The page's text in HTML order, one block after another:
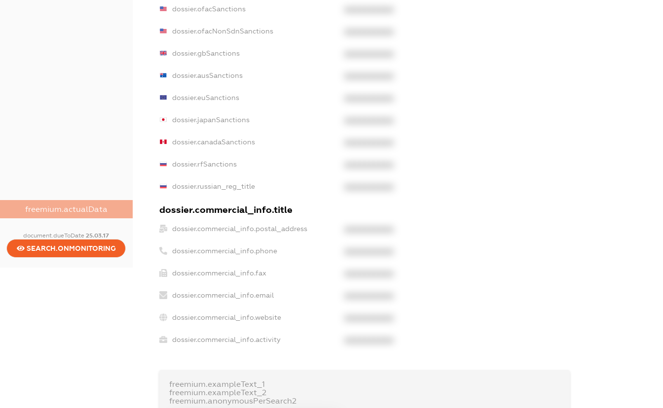
freemium.actualData
document.dueToDate25.03.17
SEARCH.ONMONITORING
dossier.ofacSanctions
dossier.ofacNonSdnSanctions
dossier.gbSanctions
dossier.ausSanctions
dossier.euSanctions
dossier.japanSanctions
dossier.canadaSanctions
dossier.rfSanctions
dossier.russian_reg_title
dossier.commercial_info.title
dossier.commercial_info.postal_address
dossier.commercial_info.phone
dossier.commercial_info.fax
dossier.commercial_info.email
dossier.commercial_info.website
dossier.commercial_info.activity
freemium.exampleText_1
freemium.exampleText_2
freemium.anonymousPerSearch2